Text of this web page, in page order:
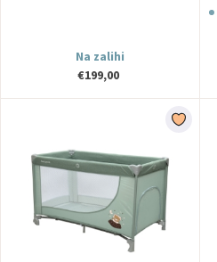
Na zalihi
€199,00